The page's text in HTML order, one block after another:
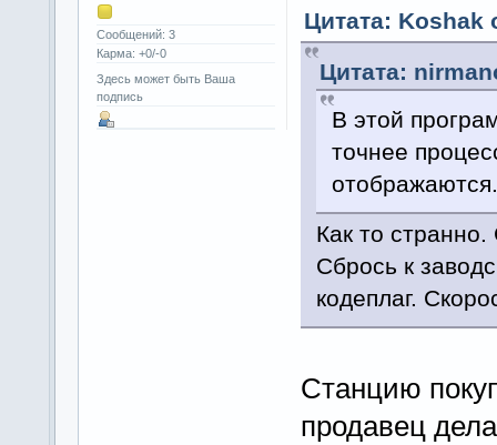
Сообщений: 3
Карма: +0/-0
Здесь может быть Ваша
подпись
Цитата: Koshak
Цитата:
В этой
точнее
отображаются.
Как то
Сбрось к
кодеплаг.
Станцию
продавец